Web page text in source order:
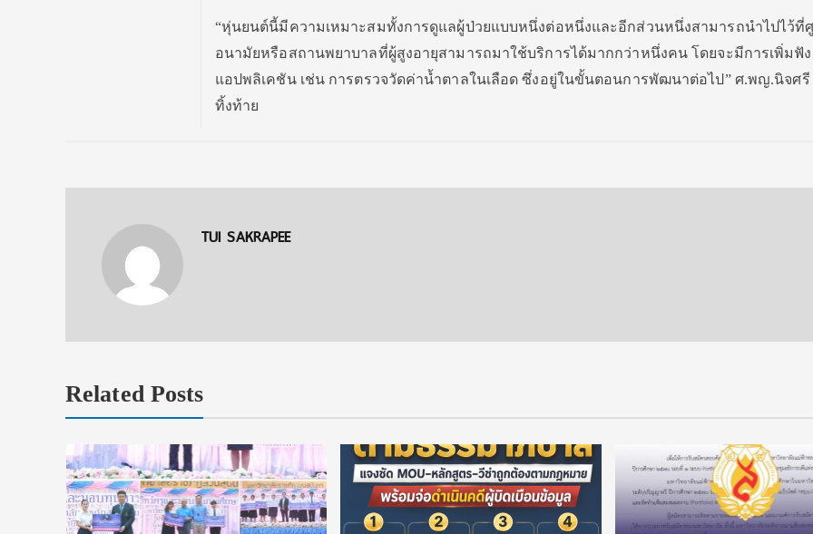
“หุ่นยนต์นี้มีความเหมาะสมทั้งการดูแลผู้ป่วยแบบหนึ่งต่อหนึ่งและอีกส่วนหนึ่งสามารถนำไปไว้ที่
อนามัยหรือสถานพยาบาลที่ผู้สูงอายุสามารถมาใช้บริการได้มากกว่าหนึ่งคน โดยจะมีการเพิ่มฟั
แอปพลิเคชัน เช่น การตรวจวัดค่าน้ำตาลในเลือด ซึ่งอยู่ในขั้นตอนการพัฒนาต่อไป” ศ.พญ.นิจศรี
ทิ้งท้าย
TUI SAKRAPEE
Related Posts